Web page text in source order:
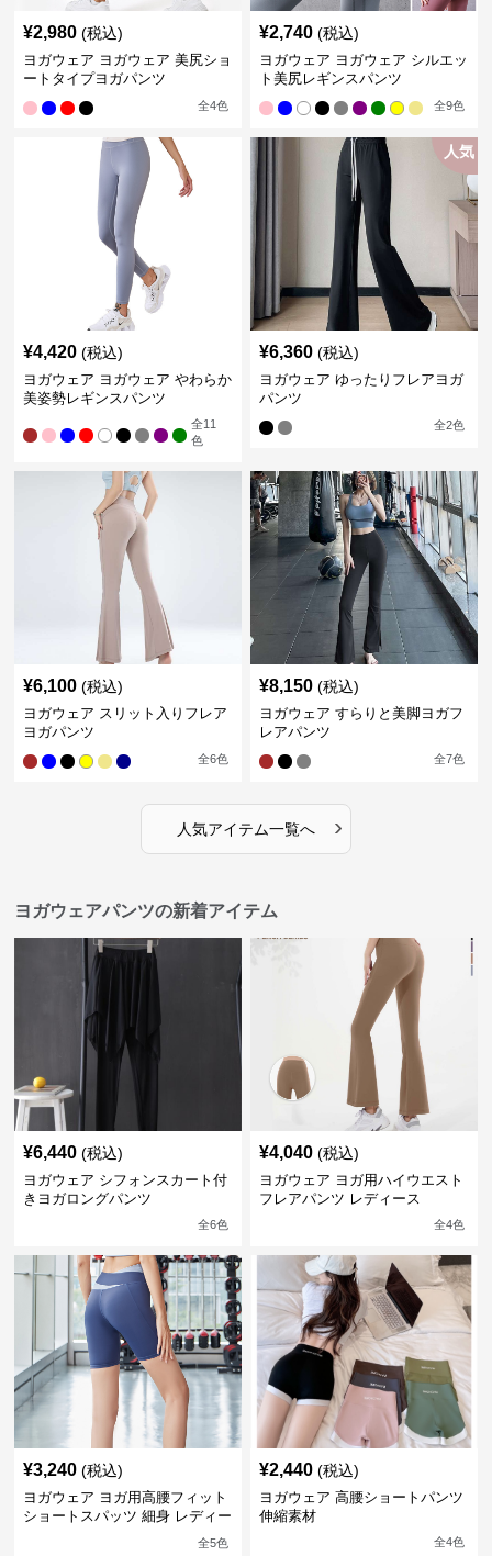
¥2,980 (税込)
ヨガウェア ヨガウェア 美尻ショ
ートタイプヨガパンツ
全4色
¥2,740 (税込)
ヨガウェア ヨガウェア シルエッ
ト美尻レギンスパンツ
全9色
¥4,420 (税込)
ヨガウェア ヨガウェア やわらか
美姿勢レギンスパンツ
全11
色
人気
¥6,360 (税込)
ヨガウェア ゆったりフレアヨガ
パンツ
全2色
¥6,100 (税込)
ヨガウェア スリット入りフレア
ヨガパンツ
全6色
¥8,150 (税込)
ヨガウェア すらりと美脚ヨガフ
レアパンツ
全7色
人気アイテム一覧へ ›
ヨガウェアパンツの新着アイテム
¥6,440 (税込)
ヨガウェア シフォンスカート付
きヨガロングパンツ
全6色
¥4,040 (税込)
ヨガウェア ヨガ用ハイウエスト
フレアパンツ レディース
全4色
¥3,240 (税込)
ヨガウェア ヨガ用高腰フィット
ショートスパッツ 細身 レディー
全5色
¥2,440 (税込)
ヨガウェア 高腰ショートパンツ
伸縮素材
全4色